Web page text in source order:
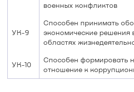
военных конфликтов
УК-9
Способен принимать
экономические решения
областях
УК-10
Способен формировать
отношение к